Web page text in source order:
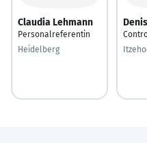
Claudia Lehmann
Personalreferentin
Heidelberg